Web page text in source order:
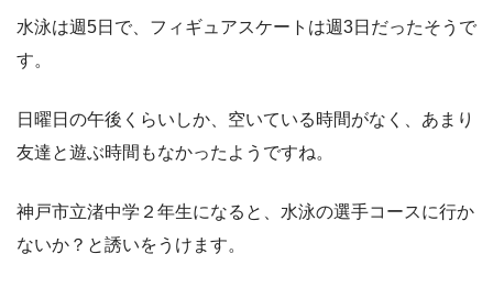
水泳は週5日で、フィギュアスケートは週3日だったそうで
す。
日曜日の午後くらいしか、空いている時間がなく、あまり
友達と遊ぶ時間もなかったようですね。
神戸市立渚中学２年生になると、水泳の選手コースに行か
ないか？と誘いをうけます。